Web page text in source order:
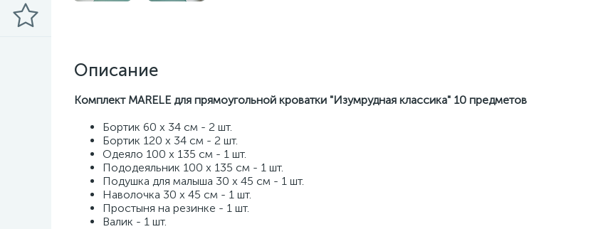
Описание
Комплект MARELE для прямоугольной кроватки "Изумрудная классика" 10 предметов
Бортик 60 х 34 см - 2 шт.
Бортик 120 х 34 см - 2 шт.
Одеяло 100 х 135 см - 1 шт.
Пододеяльник 100 х 135 см - 1 шт.
Подушка для малыша 30 х 45 см - 1 шт.
Наволочка 30 х 45 см - 1 шт.
Простыня на резинке - 1 шт.
Валик - 1 шт.